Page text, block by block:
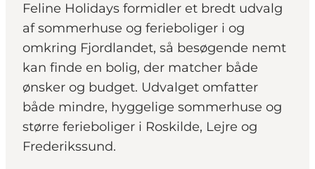
Oplevelser
Feline Holidays formidler et bredt udvalg
af sommerhuse og ferieboliger i og
omkring Fjordlandet, så besøgende nemt
kan finde en bolig, der matcher både
ønsker og budget. Udvalget omfatter
både mindre, hyggelige sommerhuse og
større ferieboliger i Roskilde, Lejre og
Frederikssund.